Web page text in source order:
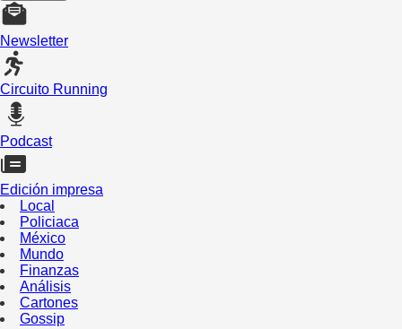
Newsletter
Circuito Running
Podcast
Edición impresa
Local
Policiaca
México
Mundo
Finanzas
Análisis
Cartones
Gossip